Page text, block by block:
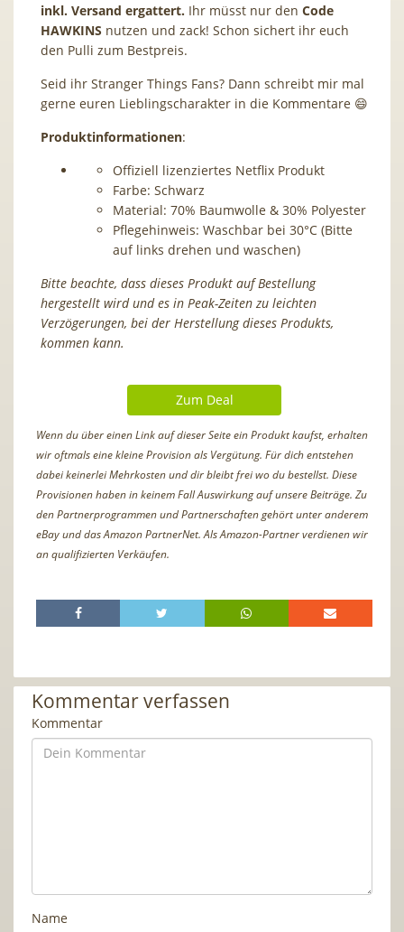
inkl. Versand ergattert. Ihr müsst nur den Code
HAWKINS nutzen und zack! Schon sichert ihr euch
den Pulli zum Bestpreis.
Seid ihr Stranger Things Fans? Dann schreibt mir mal
gerne euren Lieblingscharakter in die Kommentare 😄
Produktinformationen:
Offiziell lizenziertes Netflix Produkt
Farbe: Schwarz
Material: 70% Baumwolle & 30% Polyester
Pflegehinweis: Waschbar bei 30°C (Bitte
auf links drehen und waschen)
Bitte beachte, dass dieses Produkt auf Bestellung
hergestellt wird und es in Peak-Zeiten zu leichten
Verzögerungen, bei der Herstellung dieses Produkts,
kommen kann.
Zum Deal
Wenn du über einen Link auf dieser Seite ein Produkt kaufst, erhalten
wir oftmals eine kleine Provision als Vergütung. Für dich entstehen
dabei keinerlei Mehrkosten und dir bleibt frei wo du bestellst. Diese
Provisionen haben in keinem Fall Auswirkung auf unsere Beiträge. Zu
den Partnerprogrammen und Partnerschaften gehört unter anderem
eBay und das Amazon PartnerNet. Als Amazon-Partner verdienen wir
an qualifizierten Verkäufen.
Kommentar verfassen
Kommentar
Name